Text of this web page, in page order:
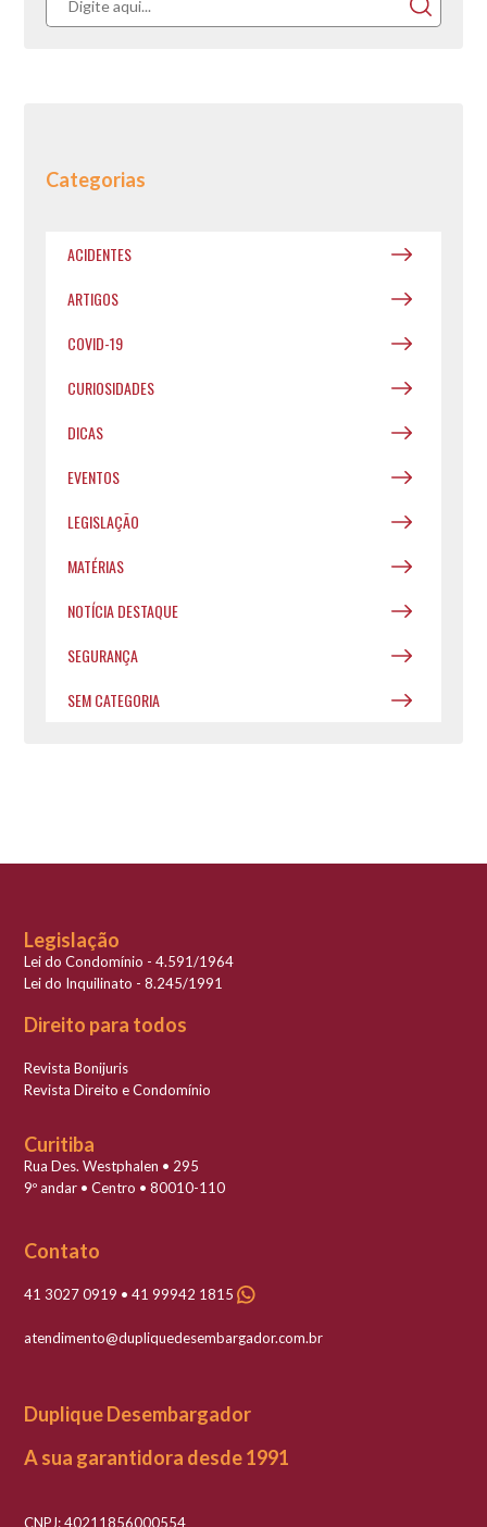
Categorias
ACIDENTES
ARTIGOS
COVID-19
CURIOSIDADES
DICAS
EVENTOS
LEGISLAÇÃO
MATÉRIAS
NOTÍCIA DESTAQUE
SEGURANÇA
SEM CATEGORIA
Legislação
Lei do Condomínio - 4.591/1964
Lei do Inquilinato - 8.245/1991
Direito para todos
Revista Bonijuris
Revista Direito e Condomínio
Curitiba
Rua Des. Westphalen • 295
9º andar • Centro • 80010-110
Contato
41 3027 0919 • 41 99942 1815
atendimento@dupliquedesembargador.com.br
Duplique Desembargador
A sua garantidora desde 1991
CNPJ: 40211856000554